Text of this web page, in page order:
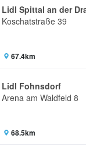
Lidl Spittal an der
Koschatstraße 39
67.4km
Lidl Fohnsdorf
Arena am Waldfeld 8
68.5km